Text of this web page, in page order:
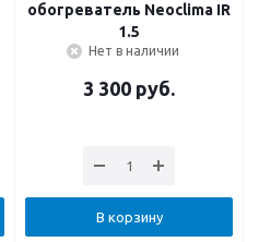
обогреватель Neoclima IR
1.5
Нет в наличии
3 300 руб.
В корзину